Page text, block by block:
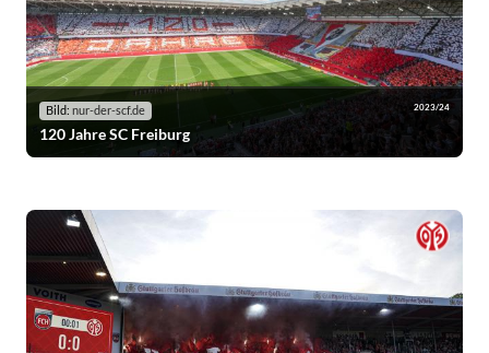
Bild: nur-der-scf.de 2023/24
120 Jahre SC Freiburg